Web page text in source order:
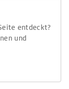
entdeckt?
und